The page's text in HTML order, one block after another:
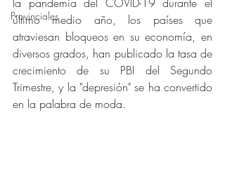
Provinciales
último medio año, los países que
atraviesan bloqueos en su economía, en
diversos grados, han publicado la tasa de
crecimiento de su PBI del Segundo
Trimestre, y la "depresión" se ha convertido
en la palabra de moda.